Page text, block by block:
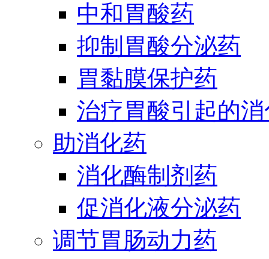
中和胃酸药
抑制胃酸分泌药
胃黏膜保护药
治疗胃酸引起的
助消化药
消化酶制剂药
促消化液分泌药
调节胃肠动力药